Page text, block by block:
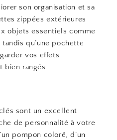
son organisation et sa
zippées extérieures
objets essentiels comme
qu’une pochette
vos effets
bien rangés.
sont un excellent
de personnalité à votre
pompon coloré, d’un